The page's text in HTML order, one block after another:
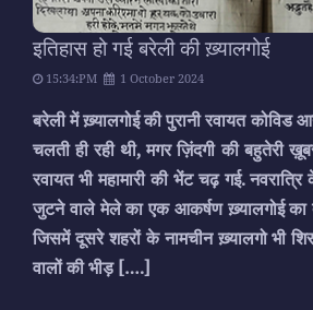
इतिहास हो गई बरेली की ख़्यालगोई
15:34:PM 1 October 2024
बरेली में ख़्यालगोई की पुरानी रवायत
चलती ही रही थी, मगर ज़िंदगी की बहुतेरी
रवायत भी महामारी की भेंट चढ़ गई.
जुटने वाले मेले का एक आकर्षण ख़्यालगोई
जिसमें दूसरे शहरों के नामचीन ख़्यालगो भी
वालों की भीड़[….]